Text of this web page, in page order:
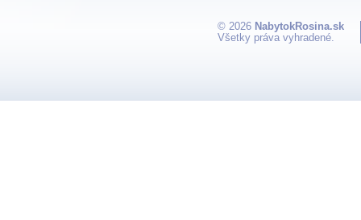
© 2026 NabytokRosina.sk
Všetky práva vyhradené.